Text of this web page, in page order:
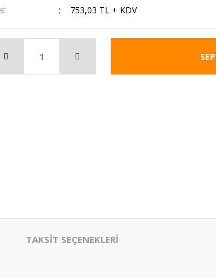
753,03 TL + KDV
TAKSİT SEÇENEKLERİ